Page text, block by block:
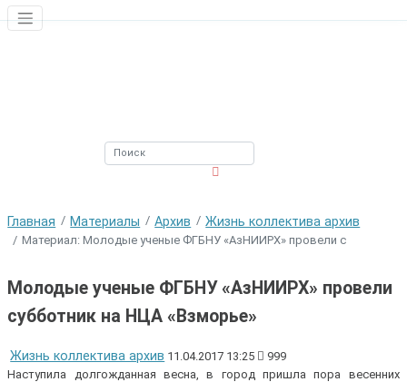
Главная Материалы Архив Жизнь коллектива архив
Материал: Молодые ученые ФГБНУ «АзНИИРХ» провели с
Молодые ученые ФГБНУ «АзНИИРХ» провели
субботник на НЦA «Взморье»
Жизнь коллектива архив 11.04.2017 13:25
999
Наступила долгожданная весна, в город пришла пора весенних